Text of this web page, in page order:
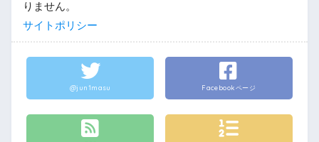
りません。
サイトポリシー
@jun1masu Facebookページ